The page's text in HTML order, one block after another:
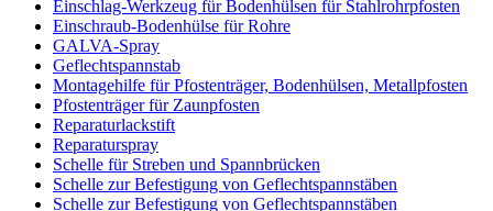
Einschlag-Werkzeug für Bodenhülsen für Stahlrohrpfosten
Einschraub-Bodenhülse für Rohre
GALVA-Spray
Geflechtspannstab
Montagehilfe für Pfostenträger, Bodenhülsen, Metallpfosten
Pfostenträger für Zaunpfosten
Reparaturlackstift
Reparaturspray
Schelle für Streben und Spannbrücken
Schelle zur Befestigung von Geflechtspannstäben
Schelle zur Befestigung von Geflechtspannstäben